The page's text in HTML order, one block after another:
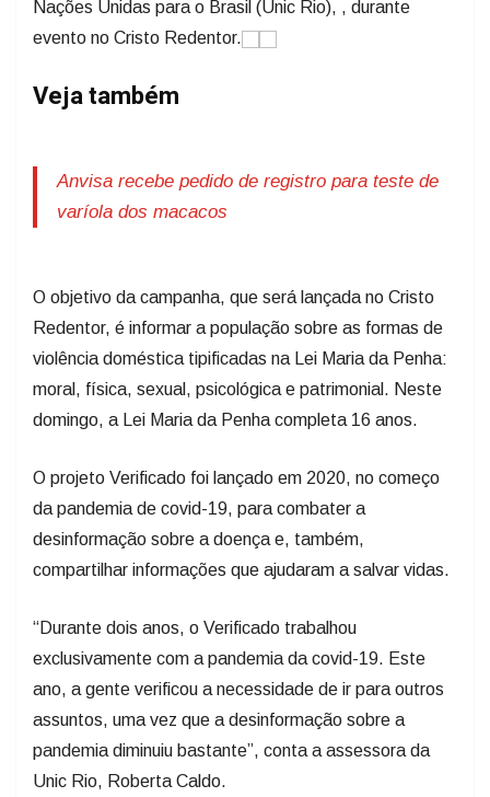
Nações Unidas para o Brasil (Unic Rio), , durante
evento no Cristo Redentor.
Veja também
Anvisa recebe pedido de registro para teste de
varíola dos macacos
O objetivo da campanha, que será lançada no Cristo
Redentor, é informar a população sobre as formas de
violência doméstica tipificadas na Lei Maria da Penha:
moral, física, sexual, psicológica e patrimonial. Neste
domingo, a Lei Maria da Penha completa 16 anos.
O projeto Verificado foi lançado em 2020, no começo
da pandemia de covid-19, para combater a
desinformação sobre a doença e, também,
compartilhar informações que ajudaram a salvar vidas.
“Durante dois anos, o Verificado trabalhou
exclusivamente com a pandemia da covid-19. Este
ano, a gente verificou a necessidade de ir para outros
assuntos, uma vez que a desinformação sobre a
pandemia diminuiu bastante”, conta a assessora da
Unic Rio, Roberta Caldo.